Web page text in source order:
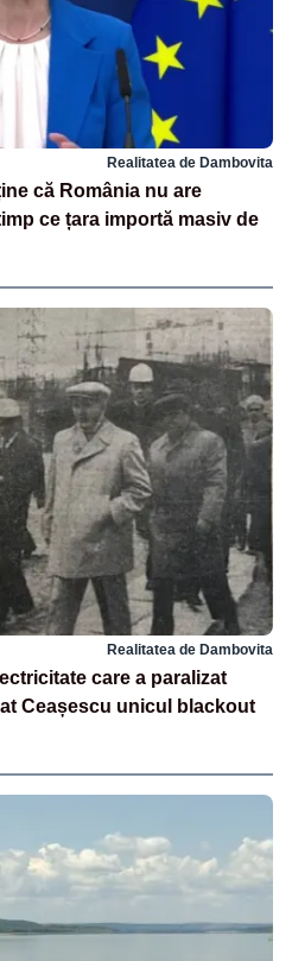
Realitatea de Dambovita
că România nu are
ce țara importă masiv de
Realitatea de Dambovita
care a paralizat
Ceașescu unicul blackout